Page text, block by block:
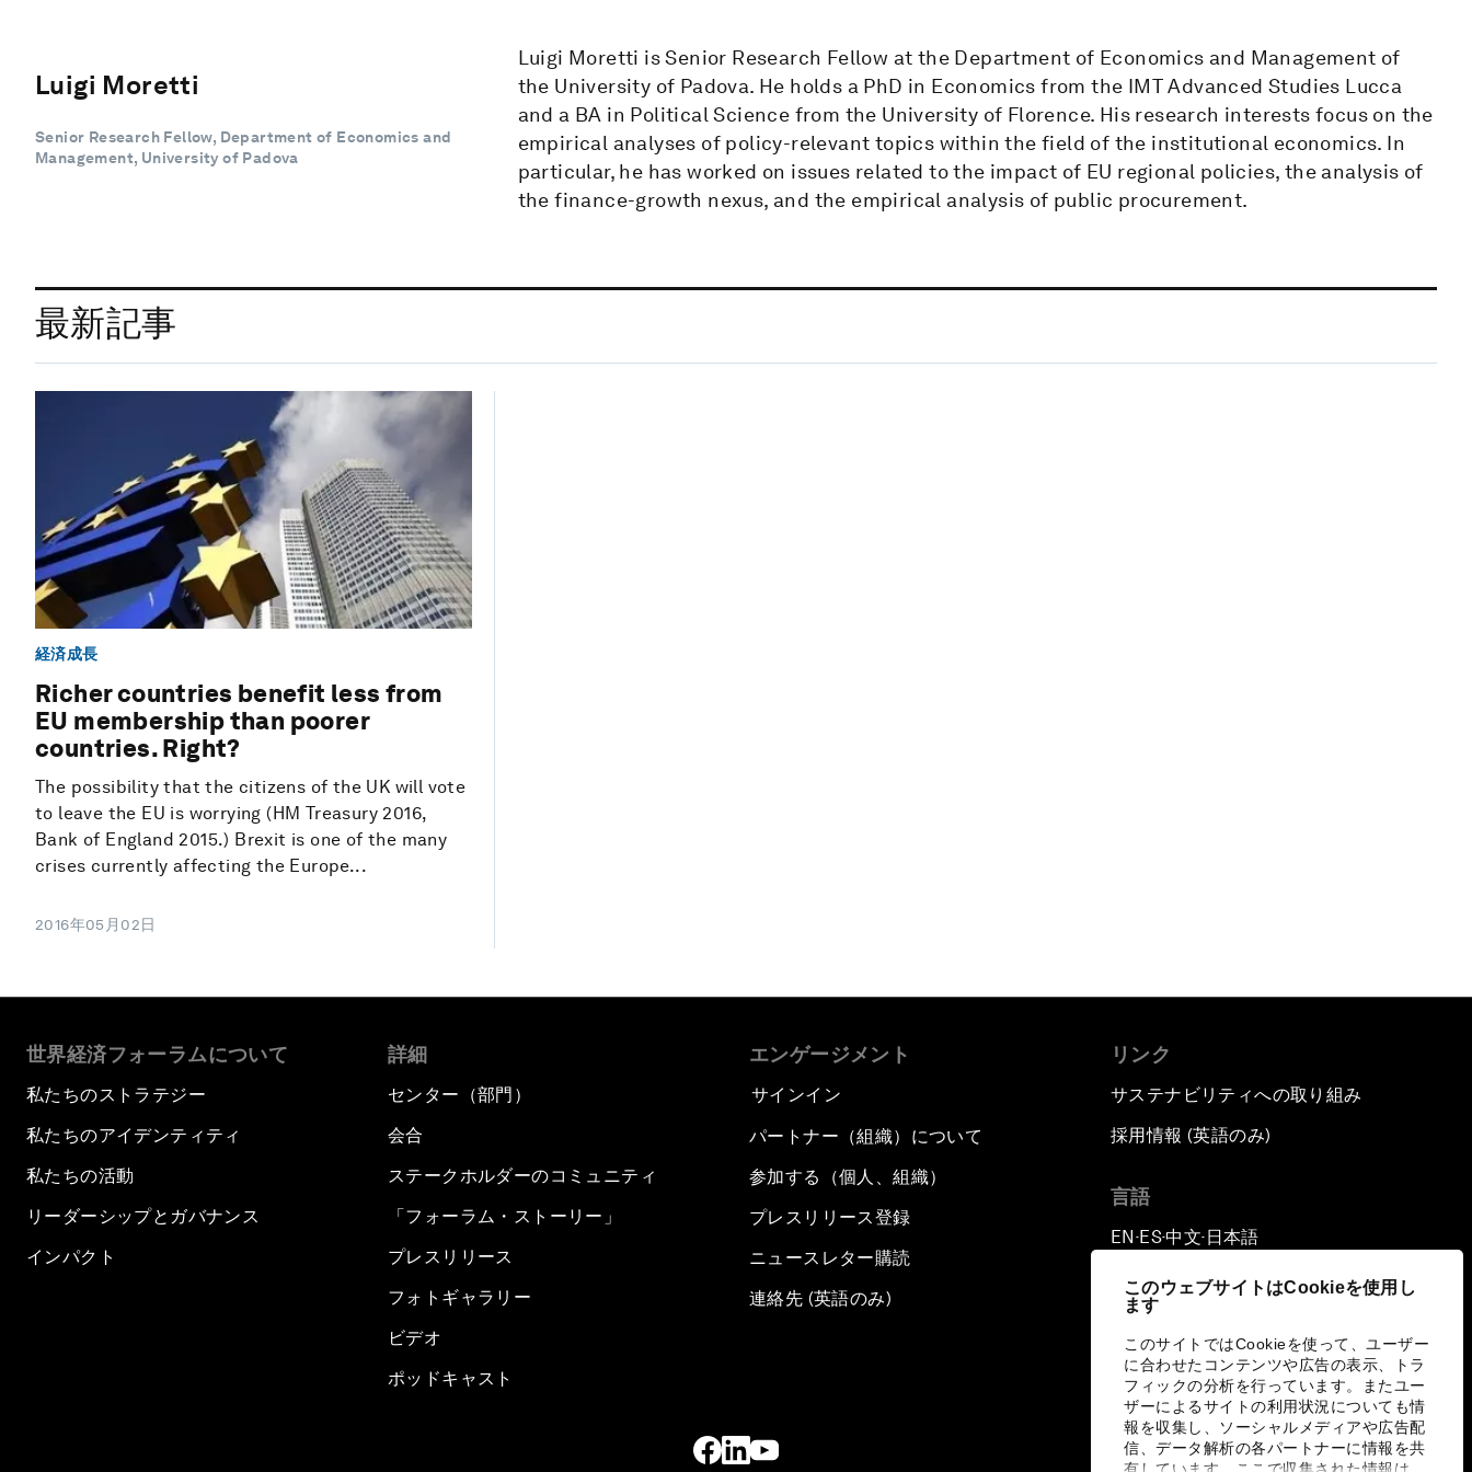
このウェブサイトはCookieを使用し
ます
このサイトではCookieを使って、ユーザー
に合わせたコンテンツや広告の表示、トラ
フィックの分析を行っています。またユー
ザーによるサイトの利用状況についても情
報を収集し、ソーシャルメディアや広告配
信、データ解析の各パートナーに情報を共
Luigi Moretti
Senior Research Fellow, Department of Economics and
Management, University of Padova
Luigi Moretti is Senior Research Fellow at the Department of Economics and Management of
the University of Padova. He holds a PhD in Economics from the IMT Advanced Studies Lucca
and a BA in Political Science from the University of Florence. His research interests focus on the
empirical analyses of policy-relevant topics within the field of the institutional economics. In
particular, he has worked on issues related to the impact of EU regional policies, the analysis of
the finance-growth nexus, and the empirical analysis of public procurement.
最新記事
経済成長
Richer countries benefit less from
EU membership than poorer
countries. Right?
The possibility that the citizens of the UK will vote
to leave the EU is worrying (HM Treasury 2016,
Bank of England 2015.) Brexit is one of the many
crises currently affecting the Europe...
2016年05月02日
世界経済フォーラムについて
私たちのストラテジー
私たちのアイデンティティ
私たちの活動
リーダーシップとガバナンス
インパクト
詳細
センター（部門）
会合
ステークホルダーのコミュニティ
「フォーラム・ストーリー」
プレスリリース
フォトギャラリー
ビデオ
ポッドキャスト
エンゲージメント
サインイン
パートナー（組織）について
参加する（個人、組織）
プレスリリース登録
ニュースレター購読
連絡先 (英語のみ)
リンク
サステナビリティへの取り組み
採用情報 (英語のみ)
言語
EN ▪ ES▪中文▪ 日本語